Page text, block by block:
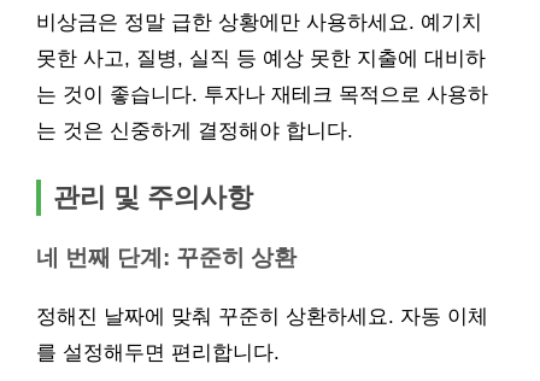
비상금은 정말 급한 상황에만 사용하세요. 예기치
못한 사고, 질병, 실직 등 예상 못한 지출에 대비하
는 것이 좋습니다. 투자나 재테크 목적으로 사용하
는 것은 신중하게 결정해야 합니다.
관리 및 주의사항
네 번째 단계: 꾸준히 상환
정해진 날짜에 맞춰 꾸준히 상환하세요. 자동 이체
를 설정해두면 편리합니다.